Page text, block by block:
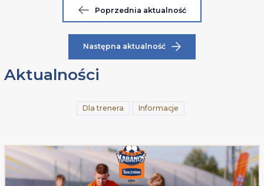
Poprzednia aktualność
Następna aktualność
Aktualności
Dla trenera Informacje